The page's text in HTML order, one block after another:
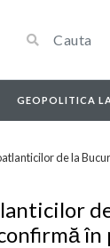
GEOPOLITICA
de la
în